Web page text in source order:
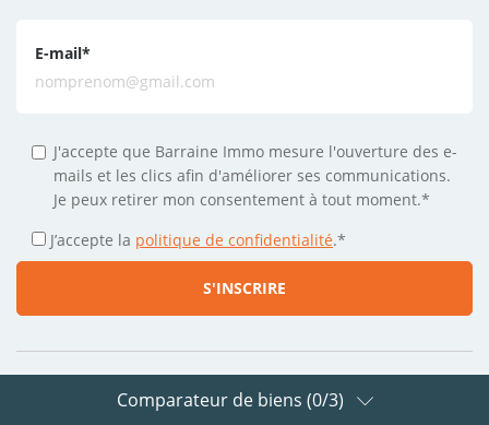
E-mail*
J'accepte que Barraine Immo mesure l'ouverture des e-
mails et les clics afin d'améliorer ses communications.
Je peux retirer mon consentement à tout moment.*
J’accepte la politique de confidentialité.*
Suivez-nous sur les réseaux
Comparateur de biens (0/3)